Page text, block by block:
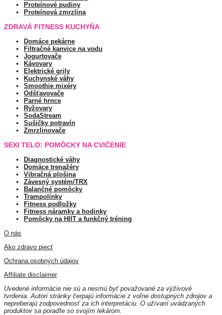
Proteínové pudiny
Proteínová zmrzlina
ZDRAVÁ FITNESS KUCHYŇA
Domáce pekárne
Filtračné kanvice na vodu
Jogurtovače
Kávovary
Elektrické grily
Kuchynské váhy
Smoothie mixéry
Odšťavovače
Parné hrnce
Ryžovary
SodaStream
Sušičky potravín
Zmrzlinovače
SEXI TELO: POMÔCKY NA CVIČENIE
Diagnostické váhy
Domáce trenažéry
Vibračná plošina
Závesný systém/TRX
Balančné pomôcky
Trampolínky
Fitness podložky
Fitness náramky a hodinky
Pomôcky na HIIT a funkčný tréning
O nás
Ako zdravo piecť
Ochrana osobných údajov
Affiliate disclaimer
Uvedené informácie nie sú a nesmú byť považované za výživové
tvrdenia. Autori stránky čerpajú informácie z voľne dostupných zdrojov a
nepreberajú zodpovednosť za ich interpretáciu. O užívaní uvádzaných
produktov sa poraďte so svojím lekárom.